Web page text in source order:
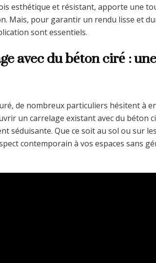
esthétique et résistant, apporte une
Mais, pour garantir un rendu lisse et
sont essentiels.
avec du béton ciré :
de nombreux particuliers hésitent à
un carrelage existant avec du béton
séduisante. Que ce soit au sol ou sur
contemporain à vos espaces sans